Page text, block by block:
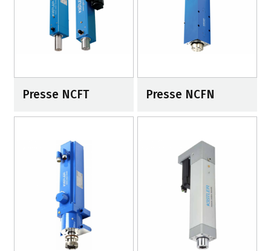
Presse NCFT Presse NCFN